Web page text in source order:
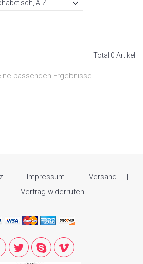
Total 0 Artikel
passenden Ergebnisse
Impressum
Versand
Vertrag widerrufen